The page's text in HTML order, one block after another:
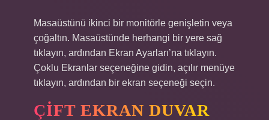
Masaüstünü ikinci bir monitörle genişletin veya
çoğaltın. Masaüstünde herhangi bir yere sağ
tıklayın, ardından Ekran Ayarları’na tıklayın.
Çoklu Ekranlar seçeneğine gidin, açılır menüye
tıklayın, ardından bir ekran seçeneği seçin.
ÇIFT EKRAN DUVAR